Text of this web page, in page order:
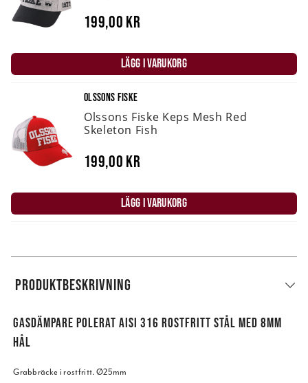
199,00 kr
LÄGG I VARUKORG
OLSSONS FISKE
Olssons Fiske Keps Mesh Red
Skeleton Fish
199,00 kr
LÄGG I VARUKORG
PRODUKTBESKRIVNING
GASDÄMPARE POLERAT AISI 316 ROSTFRITT STÅL MED 8MM
HÅL
Grabbräcke i rostfritt. Ø25mm